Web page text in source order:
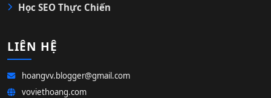
Học SEO Thực Chiến
LIÊN HỆ
hoangvv.blogger@gmail.com
voviethoang.com